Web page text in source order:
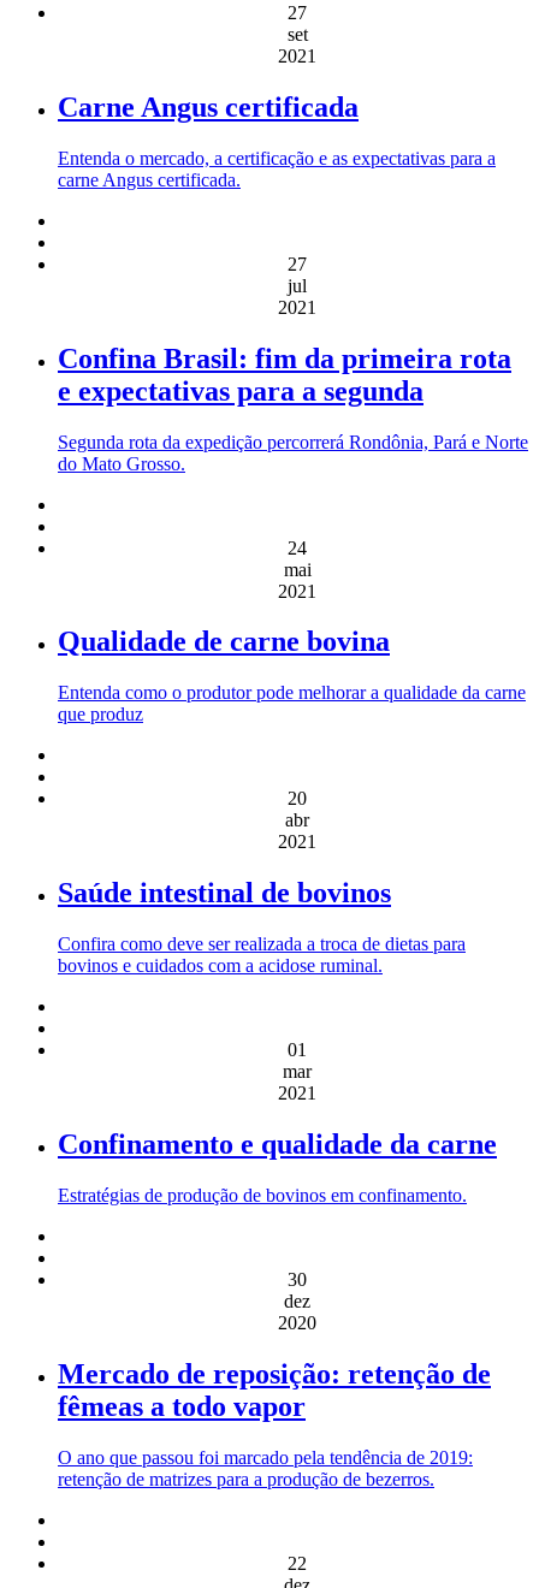
27
set
2021
Carne Angus certificada
Entenda o mercado, a certificação e as expectativas para a
carne Angus certificada.
27
jul
2021
Confina Brasil: fim da primeira rota
e expectativas para a segunda
Segunda rota da expedição percorrerá Rondônia, Pará e Norte
do Mato Grosso.
24
mai
2021
Qualidade de carne bovina
Entenda como o produtor pode melhorar a qualidade da carne
que produz
20
abr
2021
Saúde intestinal de bovinos
Confira como deve ser realizada a troca de dietas para
bovinos e cuidados com a acidose ruminal.
01
mar
2021
Confinamento e qualidade da carne
Estratégias de produção de bovinos em confinamento.
30
dez
2020
Mercado de reposição: retenção de
fêmeas a todo vapor
O ano que passou foi marcado pela tendência de 2019:
retenção de matrizes para a produção de bezerros.
22